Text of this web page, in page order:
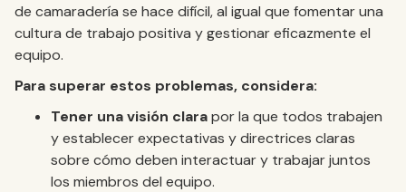
de camaradería se hace difícil, al igual que fomentar una
cultura de trabajo positiva y gestionar eficazmente el
equipo.
Para superar estos problemas, considera:
Tener una visión clarapor la que todos trabajen
y establecer expectativas y directrices claras
sobre cómo deben interactuar y trabajar juntos
los miembros del equipo.